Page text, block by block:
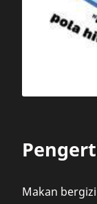
Makan